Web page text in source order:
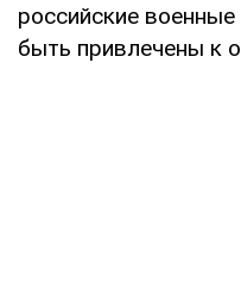
российские
быть привлечены к